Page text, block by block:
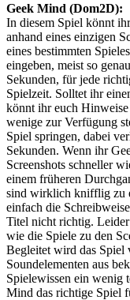
Geek Mind (Dom2D):
In diesem Spiel könnt
anhand eines einzigen
eines bestimmten
eingeben, meist so
Sekunden, für jede
Spielzeit. Solltet ihr
könnt ihr euch Hinweise
wenige zur Verfügung
Spiel springen, dabei
Sekunden. Wenn ihr
Screenshots schneller
einem früheren
sind wirklich knifflig zu
einfach die
Titel nicht richtig. Leider
wie die Spiele zu den
Begleitet wird das Spiel
Soundelementen aus
Spielewissen ein wenig
Mind das richtige Spiel